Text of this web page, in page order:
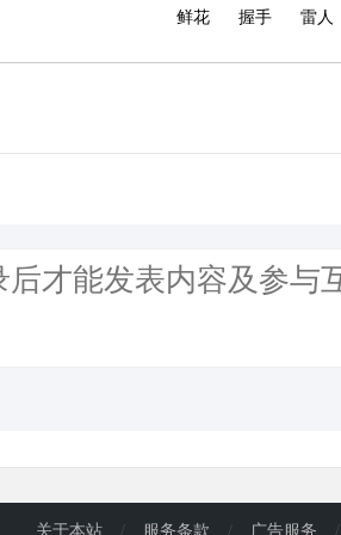
鲜花 握手 雷人
关于本站 / 服务条款 / 广告服务 /